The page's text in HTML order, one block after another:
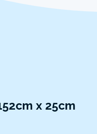
x 25cm